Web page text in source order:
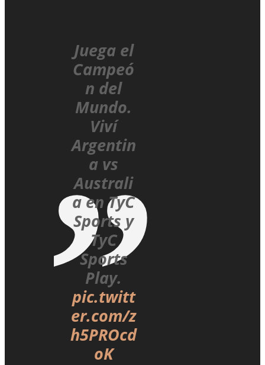
Juega el
Campeó
n del
Mundo.
Viví
Argentin
a vs
Australi
a en TyC
Sports y
TyC
Sports
Play.
pic.twitt
er.com/z
h5PROcd
oK